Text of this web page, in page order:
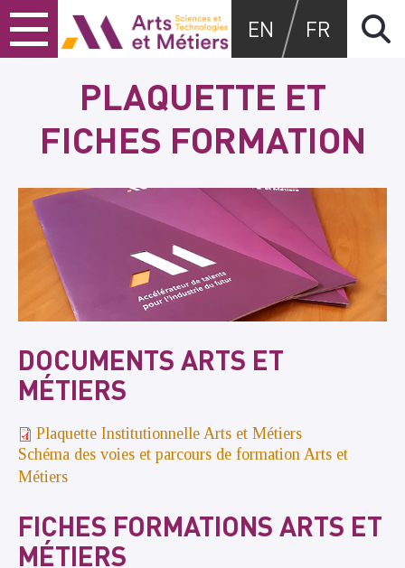
Skip
to
content
Skip
to
main
Skip
to
search
Arts et métiers
EN FR
PLAQUETTE ET
FICHES FORMATION
DOCUMENTS ARTS ET
MÉTIERS
Plaquette Institutionnelle Arts et Métiers
Schéma des voies et parcours de formation Arts et
Métiers
FICHES FORMATIONS ARTS ET
MÉTIERS